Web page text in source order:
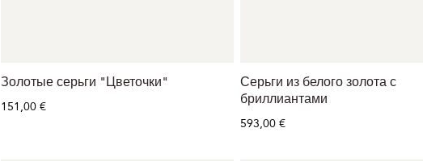
Золотые серьги "Цветочки"
151,00 €
Серьги из белого золота с
бриллиантами
593,00 €